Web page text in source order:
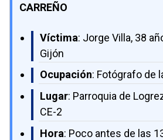
CARREÑO
Víctima: Jorge Villa, 38
Gijón
Ocupación: Fotógrafo de
Lugar: Parroquia de
CE-2
Hora: Poco antes de las